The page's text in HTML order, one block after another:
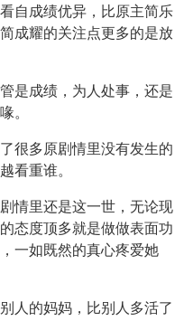
自成绩优异，比原主简乐
成耀的关注点更多的是放
是成绩，为人处事，还是
。
很多原剧情里没有发生的
看重谁。
情里还是这一世，无论现
态度顶多就是做做表面功
一如既然的真心疼爱她
人的妈妈，比别人多活了